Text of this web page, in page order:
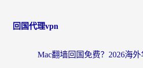
回国代理vpn